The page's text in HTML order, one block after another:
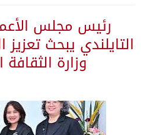
رئيس مجلس
التايلندي يبحث
وزارة الثقافة